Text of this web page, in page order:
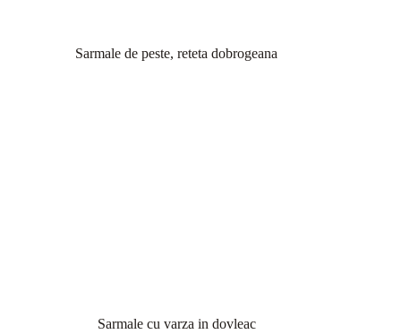
Sarmale de peste, reteta dobrogeana
Sarmale cu varza in dovleac